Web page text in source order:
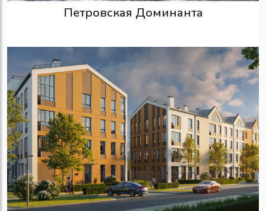
Петровская Доминанта